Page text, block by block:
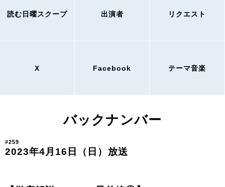
読む日曜スクープ 出演者 リクエスト
X Facebook テーマ音楽
バックナンバー
#259
2023年4月16日（日）放送